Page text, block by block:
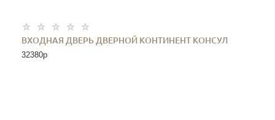
ВХОДНАЯ ДВЕРЬ ДВЕРНОЙ КОНТИНЕНТ КОНСУЛ
32380p